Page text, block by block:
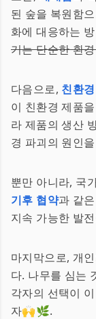
된 숲을 복원함
화에 대응하는
기는 단순한 환
다음으로, 친환
이 친환경 제품
라 제품의 생산
경 파괴의 원인
뿐만 아니라, 국
기후 협약과 같
지속 가능한 발
마지막으로, 개
다. 나무를 심는
각자의 선택이
자🙌🌿.